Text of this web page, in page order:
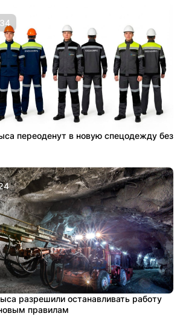
переоденут в новую спецодежду без
разрешили останавливать работу
правилам